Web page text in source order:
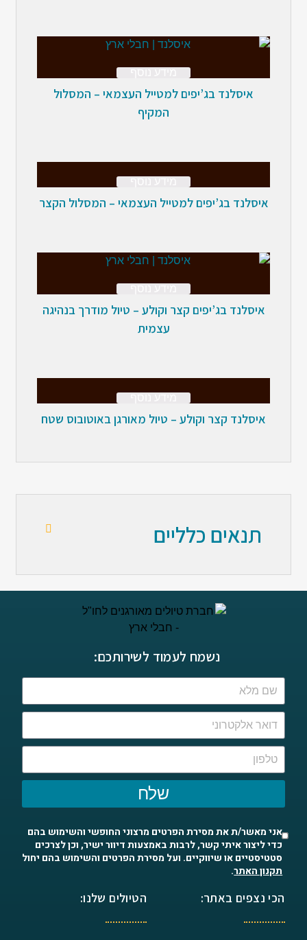
איסלנד בג’יפים למטייל העצמאי – המסלול
המקיף
איסלנד בג’יפים למטייל העצמאי – המסלול הקצר
איסלנד בג’יפים קצר וקולע – טיול מודרך בנהיגה
עצמית
איסלנד קצר וקולע – טיול מאורגן באוטובוס שטח
תנאים כלליים
נשמח לעמוד לשירותכם:
שלח
אני מאשר/ת את מסירת הפרטים מרצוני החופשי והשימוש בהם
כדי ליצור איתי קשר, לרבות באמצעות דיוור ישיר, וכן לצרכים
סטטיסטיים או שיווקיים. ועל מסירת הפרטים והשימוש בהם יחול
תקנון האתר.
הכי נצפים באתר: הטיולים שלנו: